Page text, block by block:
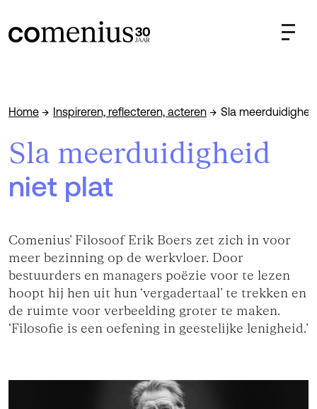
Home Inspireren, reflecteren, acteren Sla
Sla meerduidigheid
niet plat
Comenius’ Filosoof Erik Boers zet zich in voor
meer bezinning op de werkvloer. Door
bestuurders en managers poëzie voor te lezen
hoopt hij hen uit hun ‘vergadertaal’ te trekken en
de ruimte voor verbeelding groter te maken.
‘Filosofie is een oefening in geestelijke lenigheid.’